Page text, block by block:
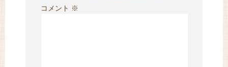
コメント ※